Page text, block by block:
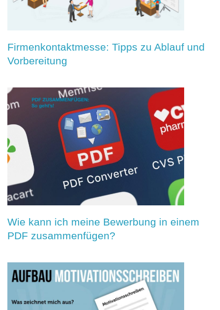
Firmenkontaktmesse: Tipps zu Ablauf und
Vorbereitung
Wie kann ich meine Bewerbung in einem
PDF zusammenfügen?